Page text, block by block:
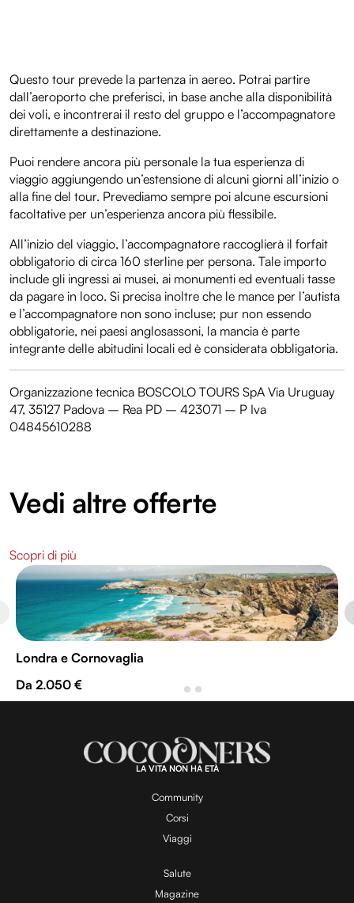
Questo tour prevede la partenza in aereo. Potrai partire
dall’aeroporto che preferisci, in base anche alla disponibilità
dei voli, e incontrerai il resto del gruppo e l’accompagnatore
direttamente a destinazione.
Puoi rendere ancora più personale la tua esperienza di
viaggio aggiungendo un’estensione di alcuni giorni all’inizio o
alla fine del tour. Prevediamo sempre poi alcune escursioni
facoltative per un’esperienza ancora più flessibile.
All’inizio del viaggio, l’accompagnatore raccoglierà il forfait
obbligatorio di circa 160 sterline per persona. Tale importo
include gli ingressi ai musei, ai monumenti ed eventuali tasse
da pagare in loco. Si precisa inoltre che le mance per l’autista
e l’accompagnatore non sono incluse; pur non essendo
obbligatorie, nei paesi anglosassoni, la mancia è parte
integrante delle abitudini locali ed è considerata obbligatoria.
Organizzazione tecnica BOSCOLO TOURS SpA Via Uruguay
47, 35127 Padova – Rea PD – 423071 – P Iva
04845610288
Vedi altre offerte
Scopri di più
Londra e Cornovaglia
Da 2.050 €
LA VITA NON HA ETÀ
Community
Corsi
Viaggi
Salute
Magazine